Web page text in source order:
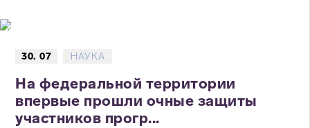
30. 07 НАУКА
На федеральной территории
впервые прошли очные защиты
участников прогр...